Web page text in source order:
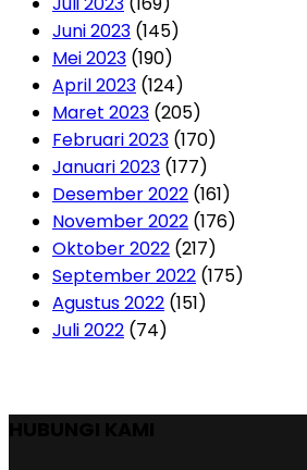
Juni 2023 (145)
Mei 2023 (190)
April 2023 (124)
Maret 2023 (205)
Februari 2023 (170)
Januari 2023 (177)
Desember 2022 (161)
November 2022 (176)
Oktober 2022 (217)
September 2022 (175)
Agustus 2022 (151)
Juli 2022 (74)